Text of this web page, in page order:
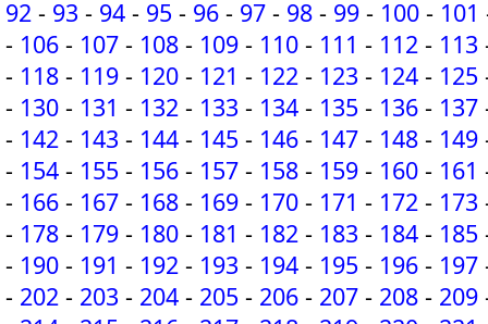
92 - 93 - 94 - 95 - 96 - 97 - 98 - 99 - 100 - 101
- 106 - 107 - 108 - 109 - 110 - 111 - 112 - 113
- 118 - 119 - 120 - 121 - 122 - 123 - 124 - 125
- 130 - 131 - 132 - 133 - 134 - 135 - 136 - 137
- 142 - 143 - 144 - 145 - 146 - 147 - 148 - 149
- 154 - 155 - 156 - 157 - 158 - 159 - 160 - 161
- 166 - 167 - 168 - 169 - 170 - 171 - 172 - 173
- 178 - 179 - 180 - 181 - 182 - 183 - 184 - 185
- 190 - 191 - 192 - 193 - 194 - 195 - 196 - 197
- 202 - 203 - 204 - 205 - 206 - 207 - 208 - 209